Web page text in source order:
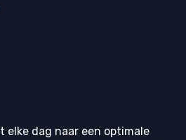
dag naar een optimale